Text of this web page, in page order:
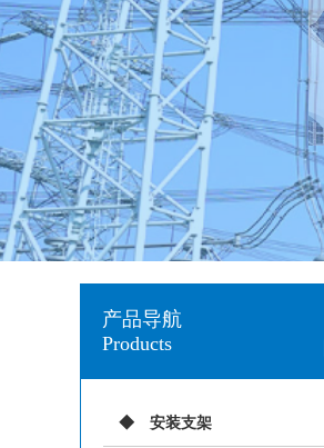
产品导航
Products
安装支架